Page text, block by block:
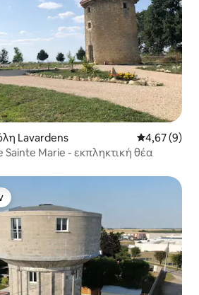
Lavardens Μέση
4,67 (9)
Sainte Marie - εκπληκτική θέα